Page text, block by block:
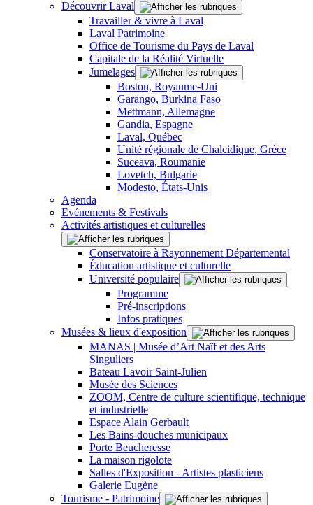
Découvrir Laval
Travailler & vivre à Laval
Laval Patrimoine
Office de Tourisme du Pays de Laval
Capitale de la Réalité Virtuelle
Jumelages
Boston, Royaume-Uni
Garango, Burkina Faso
Mettmann, Allemagne
Gandia, Espagne
Laval, Québec
Unité régionale de Chalcidique, Grèce
Suceava, Roumanie
Lovetch, Bulgarie
Modesto, États-Unis
Agenda
Evénements & Festivals
Activités artistiques et culturelles
Conservatoire à Rayonnement Départemental
Éducation artistique et culturelle
Université populaire
Programme
Pré-inscriptions
Infos pratiques
Musées & lieux d'exposition
MANAS | Musée d’Art Naïf et des Arts
Singuliers
Bateau Lavoir Saint-Julien
Musée des Sciences
ZOOM, Centre de culture scientifique, technique
et industrielle
Espace Alain Gerbault
Les Bains-douches municipaux
Porte Beucheresse
La maison rigolote
Salles d'Exposition - Artistes plasticiens
Galerie Eugène
Tourisme - Patrimoine